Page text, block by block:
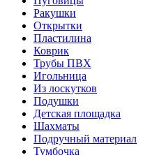
Ракушки
Открытки
Пластилина
Коврик
Трубы ПВХ
Игольница
Из лоскутков
Подушки
Детская площадка
Шахматы
Подручный материал
Тумбочка